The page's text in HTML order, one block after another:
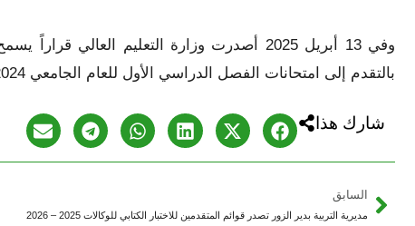
بالتقدم إلى امتحانات الفصل الدراسي الأول للعام الجامعي 2024-2025، بشرط تعهد خطيّ من الطالب.
شارك هذا
السابق
مديرية التربية بدير الزور تصدر قوائم المتقدمين للاختبار الكتابي للوكالات 2025 – 2026